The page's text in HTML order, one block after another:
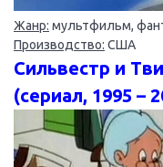
Жанр: мультфильм,
Производство: США
Сильвестр и
(сериал, 1995 –